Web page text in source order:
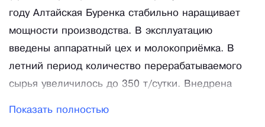
году Алтайская Буренка стабильно наращивает
мощности производства. В эксплуатацию
введены аппаратный цех и молокоприёмка. В
летний период количество перерабатываемого
сырья увеличилось до 350 т/сутки. Внедрена
Показать полностью